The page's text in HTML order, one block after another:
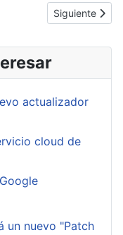
actualizaciones de
Artículo
Siguiente
actualizador
cloud de
un nuevo "Patch